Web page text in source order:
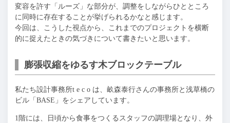
変容を許す「ルーズ」な部分が、調整をしながらひとところ
に同時に存在することが挙げられるかなと感じます。
今回は、こうした視点から、これまでのプロジェクトを横断
的に捉えたときの気づきについて書きたいと思います。
膨張収縮をゆるす木ブロックテーブル
私たち設計事務所t e c o は、畝森泰行さんの事務所と浅草橋の
ビル「BASE」をシェアしています。
1階には、日頃から食事をつくるスタッフの調理場となり、外